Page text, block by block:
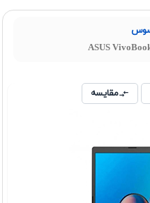
ASUS
مقایسه